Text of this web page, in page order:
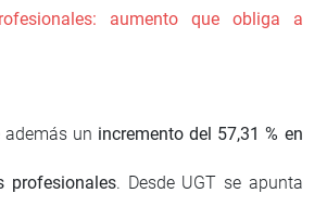
aumento que obliga a
además un incremento del 57,31 % en
profesionales. Desde UGT se apunta